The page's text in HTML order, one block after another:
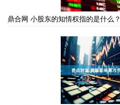
鼎合网 小股东的知情权指的是什么？